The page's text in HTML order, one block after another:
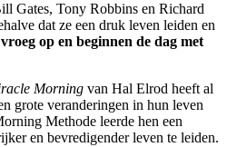
Gates, Tony Robbins en Richard
dat ze een druk leven leiden en
op en beginnen de dag met
Morning van Hal Elrod heeft al
grote veranderingen in hun leven
Methode leerde hen een
en bevredigender leven te leiden.